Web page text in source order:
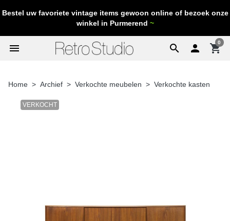
Bestel uw favoriete vintage items gewoon online of bezoek onze
winkel in Purmerend ~
search
menu  shopping_cart
0
Home Archief Verkochte meubelen Verkochte kasten
VERKOCHT